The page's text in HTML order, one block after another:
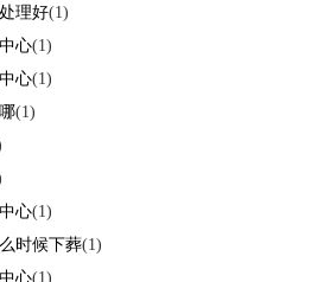
理好(1)
心(1)
心(1)
(1)
心(1)
时候下葬(1)
心(1)